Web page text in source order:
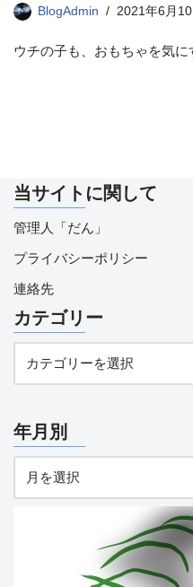
BlogAdmin 2021年6月10
ウチの子も、おもちゃを気に
当サイトに関して
管理人「だん」
プライバシーポリシー
連絡先
カテゴリー
年月別